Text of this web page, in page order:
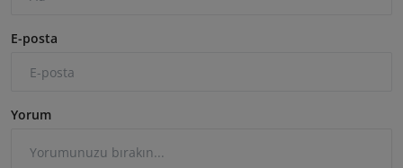
E-posta
Yorum